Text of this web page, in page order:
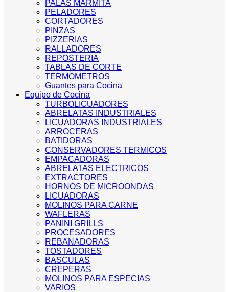
PALAS MARMITA
PELADORES
CORTADORES
PINZAS
PIZZERIAS
RALLADORES
REPOSTERIA
TABLAS DE CORTE
TERMOMETROS
Guantes para Cocina
Equipo de Cocina
TURBOLICUADORES
ABRELATAS INDUSTRIALES
LICUADORAS INDUSTRIALES
ARROCERAS
BATIDORAS
CONSERVADORES TERMICOS
EMPACADORAS
ABRELATAS ELECTRICOS
EXTRACTORES
HORNOS DE MICROONDAS
LICUADORAS
MOLINOS PARA CARNE
WAFLERAS
PANINI GRILLS
PROCESADORES
REBANADORAS
TOSTADORES
BASCULAS
CREPERAS
MOLINOS PARA ESPECIAS
VARIOS